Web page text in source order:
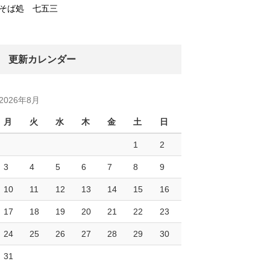
ば処 七五三
更新カレンダー
年8月
月 火 水 木 金 土 日
1 2
3 4 5 6 7 8 9
10 11 12 13 14 15 16
17 18 19 20 21 22 23
24 25 26 27 28 29 30
31